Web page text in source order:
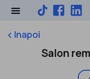
keyboard_arrow_leftInapoi
Salon